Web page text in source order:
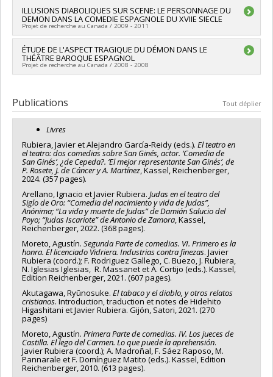
institutionnelle du CRSH - Subventions d'exploration
Chercheur principal :Javier Rubiera
ILLUSIONS DIABOLIQUES SUR SCENE: LE PERSONNAGE DU
DEMON DANS LA COMEDIE ESPAGNOLE DU XVIIE SIECLE
Projet de recherche au Canada / 2009 - 2011
Chercheur principal :Javier Rubiera
ÉTUDE DE L'ASPECT TRAGIQUE DU DÉMON DANS LE
THÉÂTRE BAROQUE ESPAGNOL
Projet de recherche au Canada / 2008 - 2008
Publications Tout déplier
Livres
Rubiera, Javier et Alejandro García-Reidy (eds.). El teatro en
el teatro: dos comedias sobre San Ginés, actor. ‘Comedia de
San Ginés’, ¿de Cepeda?. ‘El mejor representante San Ginés’, de
P. Rosete, J. de Cáncer y A. Martínez, Kassel, Reichenberger,
2024. (357 pages).
Arellano, Ignacio et Javier Rubiera. Judas en el teatro del
Siglo de Oro: “Comedia del nacimiento y vida de Judas”,
Anónima; “La vida y muerte de Judas” de Damián Salucio del
Poyo; “Judas Iscariote” de Antonio de Zamora, Kassel,
Reichenberger, 2022. (368 pages).
Moreto, Agustín. Segunda Parte de comedias. VI. Primero es la
honra. El licenciado Vidriera. Industrias contra finezas. Javier
Rubiera (coord.); F. Rodriguez Gallego, C. Buezo, J. Rubiera,
N. Iglesias Iglesias, R. Massanet et A. Cortijo (eds.). Kassel,
Edition Reichenberger, 2021. (607 pages).
Akutagawa, Ryūnosuke. El tabaco y el diablo, y otros relatos
cristianos. Introduction, traduction et notes de Hidehito
Higashitani et Javier Rubiera. Gijón, Satori, 2021. (270
pages)
Moreto, Agustín. Primera Parte de comedias. IV. Los jueces de
Castilla. El lego del Carmen. Lo que puede la aprehensión.
Javier Rubiera (coord.); A. Madroñal, F. Sáez Raposo, M.
Pannarale et F. Domínguez Matito (eds.). Kassel, Edition
Reichenberger, 2010. (613 pages).